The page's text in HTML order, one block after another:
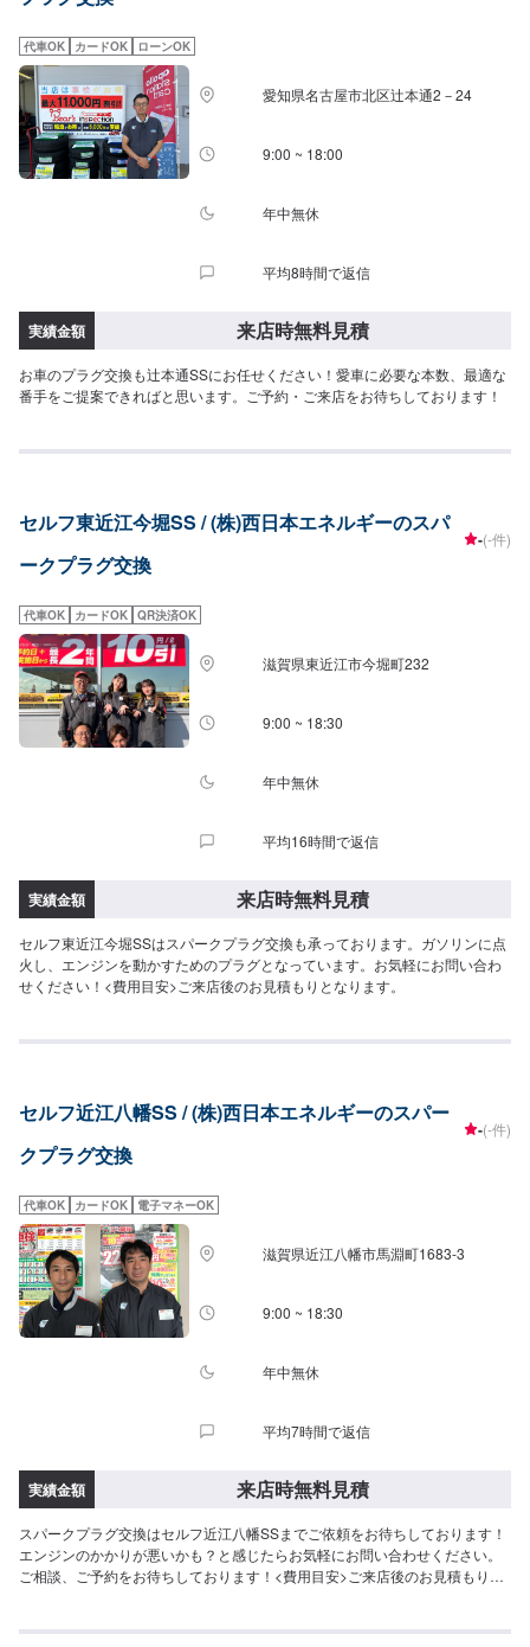
代車OK カードOK ローンOK
愛知県名古屋市北区辻本通2－24
9:00 ~ 18:00
年中無休
平均8時間で返信
実績金額 来店時無料見積
お車のプラグ交換も辻本通SSにお任せください！愛車に必要な本数、最適な
番手をご提案できればと思います。ご予約・ご来店をお待ちしております！
セルフ東近江今堀SS / (株)西日本エネルギーのスパ
ークプラグ交換
-(-件)
代車OK カードOK QR決済OK
滋賀県東近江市今堀町232
9:00 ~ 18:30
年中無休
平均16時間で返信
実績金額 来店時無料見積
セルフ東近江今堀SSはスパークプラグ交換も承っております。ガソリンに点
火し、エンジンを動かすためのプラグとなっています。お気軽にお問い合わ
せください！<費用目安>ご来店後のお見積もりとなります。
セルフ近江八幡SS / (株)西日本エネルギーのスパー
クプラグ交換
-(-件)
代車OK カードOK 電子マネーOK
滋賀県近江八幡市馬淵町1683-3
9:00 ~ 18:30
年中無休
平均7時間で返信
実績金額 来店時無料見積
スパークプラグ交換はセルフ近江八幡SSまでご依頼をお待ちしております！
エンジンのかかりが悪いかも？と感じたらお気軽にお問い合わせください。
ご相談、ご予約をお待ちしております！<費用目安>ご来店後のお見積もりと